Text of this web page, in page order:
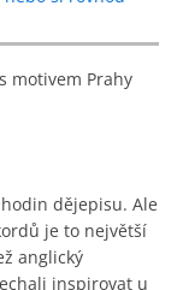
motivem Prahy
dějepisu. Ale
je to největší
anglický
inspirovat u